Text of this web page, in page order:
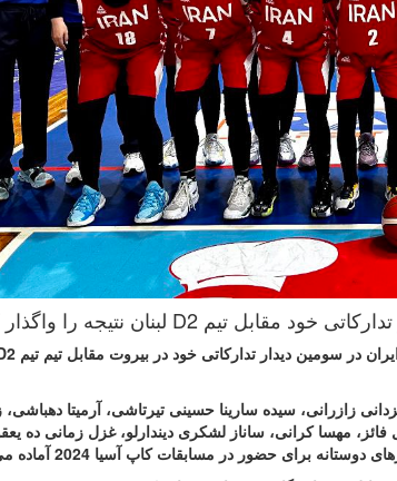
زهرا یزدانی زازرانی، سیده سارینا حسینی تیرتاشی، آرمیتا
مهسا کرانی، ساناز لشکری دیندارلو، غزل زمانی ده
برای حضور در مسابقات کاپ آسیا 2024 آماده می‌شود.